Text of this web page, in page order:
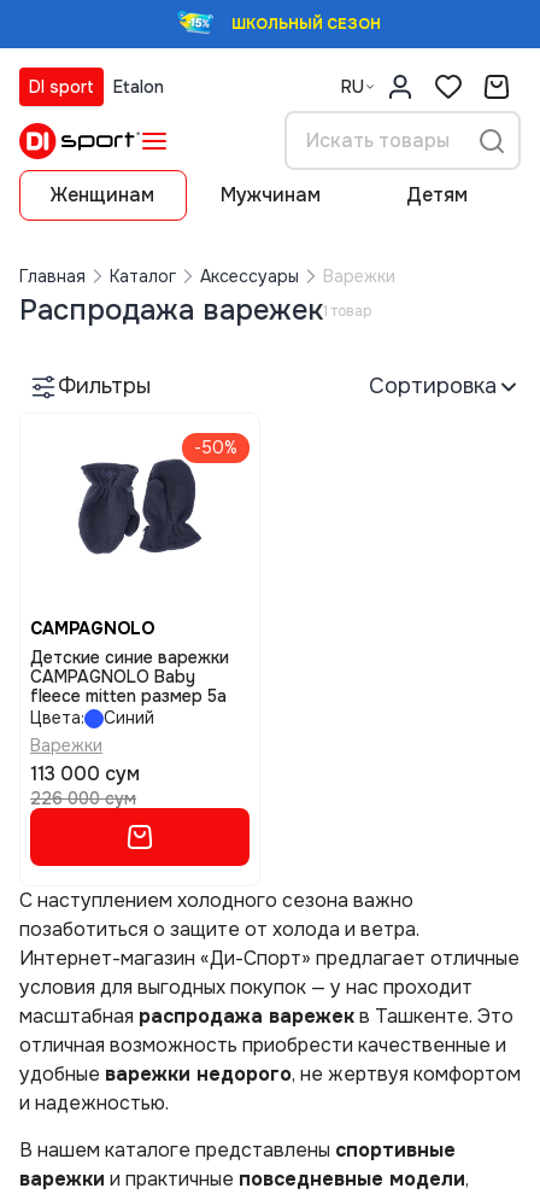
ШКОЛЬНЫЙ СЕЗОН
DI sport Etalon RU
Женщинам Мужчинам Детям
Главная Каталог Аксессуары Варежки
Распродажа варежек1 товар
Фильтры Сортировка
-50%
CAMPAGNOLO
Детские синие варежки
CAMPAGNOLO Baby
fleece mitten размер 5a
Цвета:
Синий
Варежки
113 000 сум
226 000 сум
С наступлением холодного сезона важно
позаботиться о защите от холода и ветра.
Интернет-магазин «Ди-Спорт» предлагает отличные
условия для выгодных покупок — у нас проходит
масштабная распродажа варежекв Ташкенте. Это
отличная возможность приобрести качественные и
удобные варежки недорого, не жертвуя комфортом
и надежностью.
В нашем каталоге представлены спортивные
варежки и практичные повседневные модели,